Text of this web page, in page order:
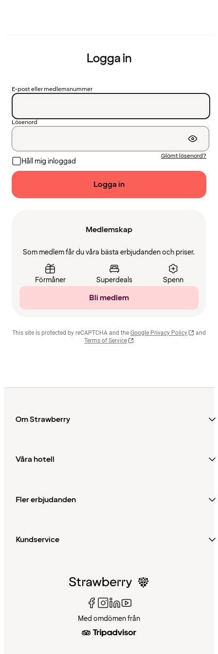
Logga in
E-post eller medlemsnummer
Lösenord
Håll mig inloggad
Glömt lösenord?
Logga in
Medlemskap
Som medlem får du våra bästa erbjudanden och priser.
Förmåner Superdeals Spenn
Bli medlem
This site is protected by reCAPTCHA and the Google Privacy Policy
and
Terms of Service
Om Strawberry
Våra hotell
Fler erbjudanden
Kundservice
Med omdömen från